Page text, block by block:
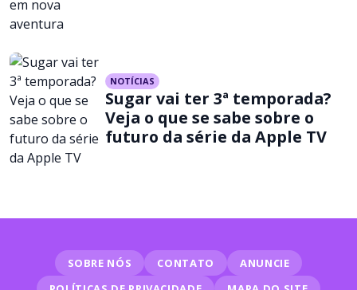
NOTÍCIAS
Sugar vai ter 3ª temporada?
Veja o que se sabe sobre o
futuro da série da Apple TV
SOBRE NÓS CONTATO
ANUNCIE